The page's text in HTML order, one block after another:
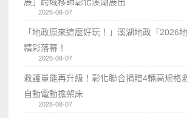
2026-08-07
「地政原來這麼好玩！」溪湖地政「2026
精彩落幕！
2026-08-07
救護量能再升級！彰化聯合捐贈4輛高規
自動電動擔架床
2026-08-07